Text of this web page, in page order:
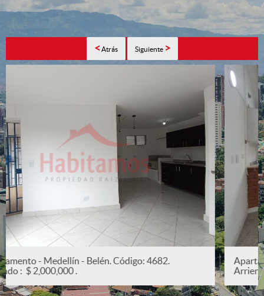
< Atrás Siguiente >
Apartamento - Medellín - San Joaquín. Código: 5382.
Arriendo : $ 2,200,000 .